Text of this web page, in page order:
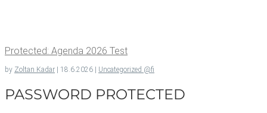
Pro­tec­ted: Agen­da 2026 Test
by Zoltan Kadar | 18.6.2026 | Uncategorized @fi
PASSWORD PROTECTED